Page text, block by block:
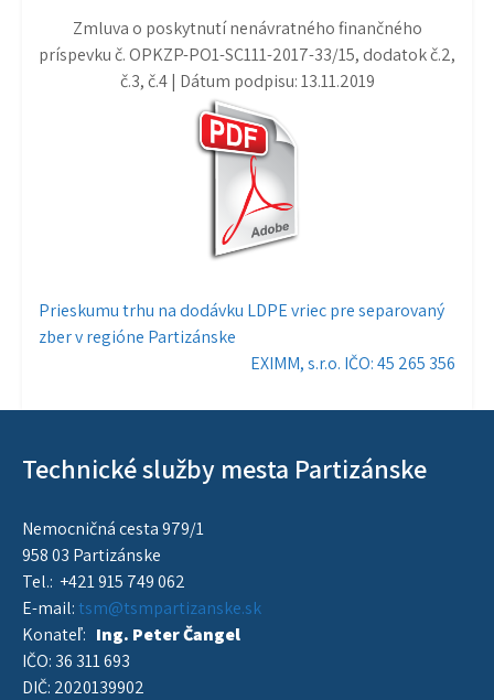
Zmluva o poskytnutí nenávratného finančného
príspevku č. OPKZP-PO1-SC111-2017-33/15, dodatok č.2,
č.3, č.4 | Dátum podpisu: 13.11.2019
Navigácia
v
článku
Prieskumu trhu na dodávku LDPE vriec pre separovaný
zber v regióne Partizánske
EXIMM, s.r.o. IČO: 45 265 356
Technické služby mesta Partizánske
Nemocničná cesta 979/1
958 03 Partizánske
Tel.: +421 915 749 062
E-mail:tsm@tsmpartizanske.sk
Konateľ: Ing. Peter Čangel
IČO: 36 311 693
DIČ: 2020139902